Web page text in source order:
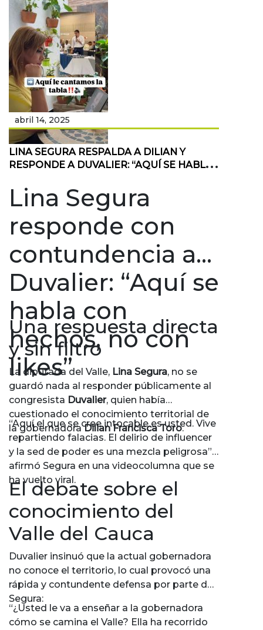
abril 14, 2025
LINA SEGURA RESPALDA A DILIAN Y
RESPONDE A DUVALIER: “AQUÍ SE HABLA
Lina Segura
responde con
contundencia a
Duvalier: “Aquí se
habla con
hechos, no con
likes”
Una respuesta directa
y sin filtro
La diputada del Valle, Lina Segura, no se
guardó nada al responder públicamente al
congresista Duvalier, quien había
cuestionado el conocimiento territorial de
la gobernadoraDilian Francisca Toro.
“Aquí el que se cree intocable es usted. Vive
repartiendo falacias. El delirio de influencer
y la sed de poder es una mezcla peligrosa”,
afirmó Segura en una videocolumna que se
ha vuelto viral.
El debate sobre el
conocimiento del
Valle del Cauca
Duvalier insinuó que la actual gobernadora
no conoce el territorio, lo cual provocó una
rápida y contundente defensa por parte de
Segura:
“¿Usted le va a enseñar a la gobernadora
cómo se camina el Valle? Ella ha recorrido